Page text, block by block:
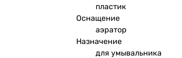
пластик
Оснащение
аэратор
Назначение
для умывальника